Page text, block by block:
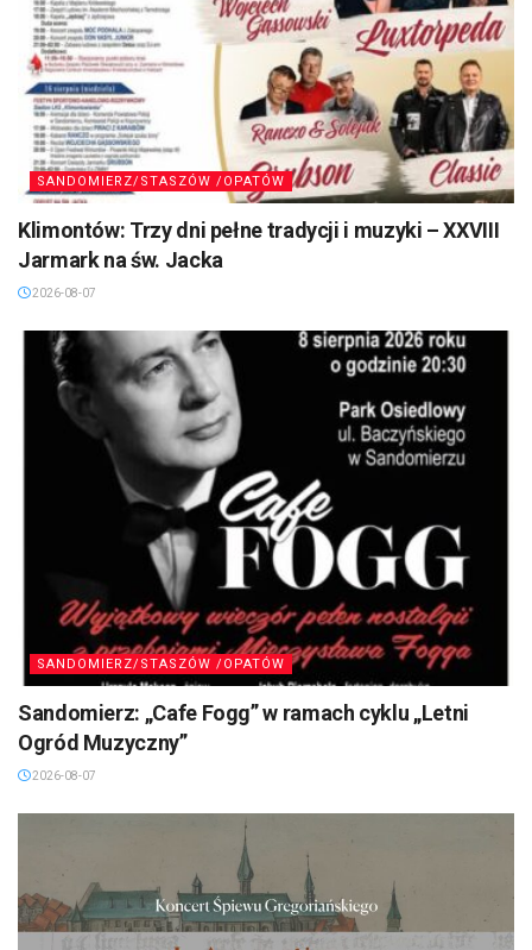
SANDOMIERZ/STASZÓW /OPATÓW
Klimontów: Trzy dni pełne tradycji i muzyki – XXVIII
Jarmark na św. Jacka
2026-08-07
SANDOMIERZ/STASZÓW /OPATÓW
Sandomierz: „Cafe Fogg” w ramach cyklu „Letni
Ogród Muzyczny”
2026-08-07